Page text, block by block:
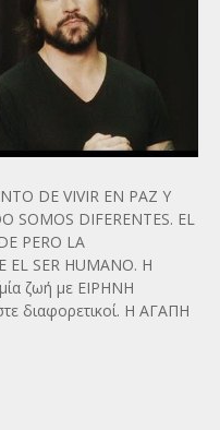
DE VIVIR EN PAZ Y
SOMOS DIFERENTES. EL
PERO LA
EL SER HUMANO. Η
ζωή με ΕΙΡΗΝΗ
διαφορετικοί. Η ΑΓΑΠΗ